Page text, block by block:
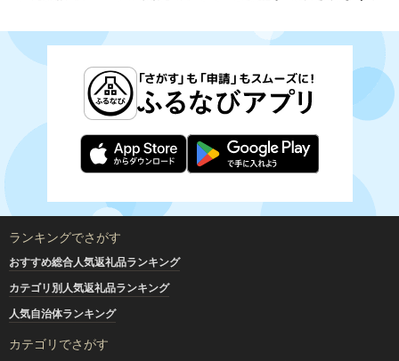
ランキングでさがす
おすすめ総合人気返礼品ランキング
カテゴリ別人気返礼品ランキング
人気自治体ランキング
カテゴリでさがす